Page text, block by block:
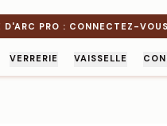
D'ARC PRO : CONNECTEZ-
VERRERIE VAISSELLE